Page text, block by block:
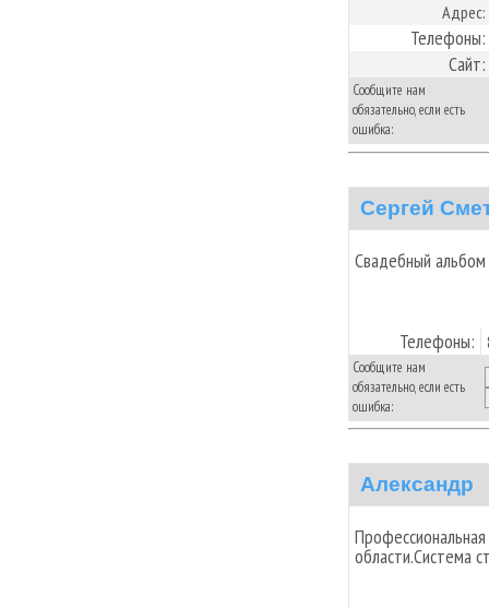
Адрес:
Телефоны:
Сайт:
Сообщите нам
обязательно, если есть
ошибка:
Сергей
Свадебный
Телефоны:
Сообщите нам
обязательно, если есть
ошибка:
Александр
области.Система